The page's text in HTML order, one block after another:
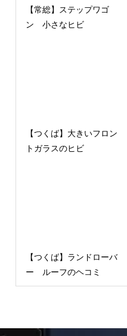
【常総】ステップワゴ
ン 小さなヒビ
【つくば】大きいフロン
トガラスのヒビ
【つくば】ランドローバ
ー ルーフのヘコミ